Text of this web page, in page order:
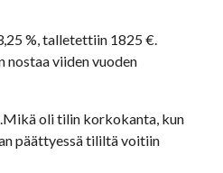
%, talletettiin 1825 €.
viiden vuoden
oli tilin korkokanta, kun
päättyessä tililtä voitiin